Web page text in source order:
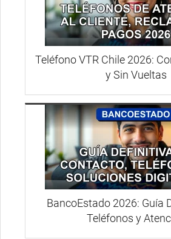
Teléfono VTR Chile 2026:
y Sin Vueltas
BancoEstado 2026: Guía
Teléfonos y